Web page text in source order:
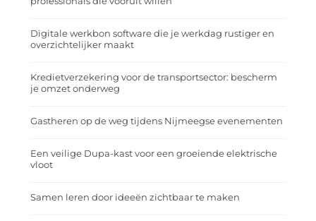
Digitale werkbon software die je werkdag rustiger en
overzichtelijker maakt
Kredietverzekering voor de transportsector: bescherm
je omzet onderweg
Gastheren op de weg tijdens Nijmeegse evenementen
Een veilige Dupa-kast voor een groeiende elektrische
vloot
Samen leren door ideeën zichtbaar te maken